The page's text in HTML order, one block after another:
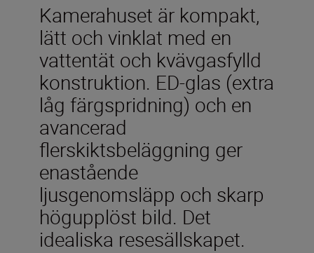
Kamerahuset är kompakt,
lätt och vinklat med en
vattentät och kvävgasfylld
konstruktion. ED-glas (extra
låg färgspridning) och en
avancerad
flerskiktsbeläggning ger
enastående
ljusgenomsläpp och skarp
högupplöst bild. Det
idealiska resesällskapet.